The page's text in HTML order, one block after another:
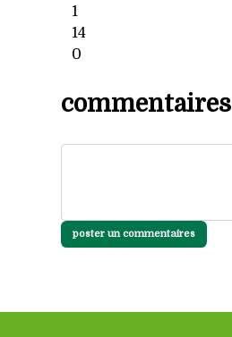
1
14
0
commentaires
poster un commentaires